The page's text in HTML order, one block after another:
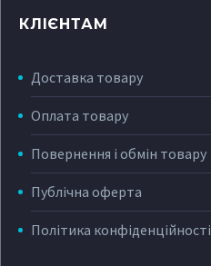
КЛІЄНТАМ
Доставка товару
Оплата товару
Повернення і обмін товару
Публічна оферта
Політика конфіденційності